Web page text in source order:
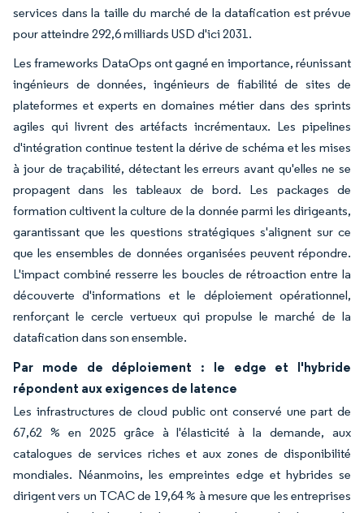
services dans la taille du marché de la datafication est prévue
pour atteindre 292,6 milliards USD d'ici 2031.
Les frameworks DataOps ont gagné en importance, réunissant
ingénieurs de données, ingénieurs de fiabilité de sites de
plateformes et experts en domaines métier dans des sprints
agiles qui livrent des artéfacts incrémentaux. Les pipelines
d'intégration continue testent la dérive de schéma et les mises
à jour de traçabilité, détectant les erreurs avant qu'elles ne se
propagent dans les tableaux de bord. Les packages de
formation cultivent la culture de la donnée parmi les dirigeants,
garantissant que les questions stratégiques s'alignent sur ce
que les ensembles de données organisées peuvent répondre.
L'impact combiné resserre les boucles de rétroaction entre la
découverte d'informations et le déploiement opérationnel,
renforçant le cercle vertueux qui propulse le marché de la
datafication dans son ensemble.
Par mode de déploiement : le edge et l'hybride
répondent aux exigences de latence
Les infrastructures de cloud public ont conservé une part de
67,62 % en 2025 grâce à l'élasticité à la demande, aux
catalogues de services riches et aux zones de disponibilité
mondiales. Néanmoins, les empreintes edge et hybrides se
dirigent vers un TCAC de 19,64 % à mesure que les entreprises